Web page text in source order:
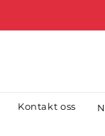
Kontakt oss